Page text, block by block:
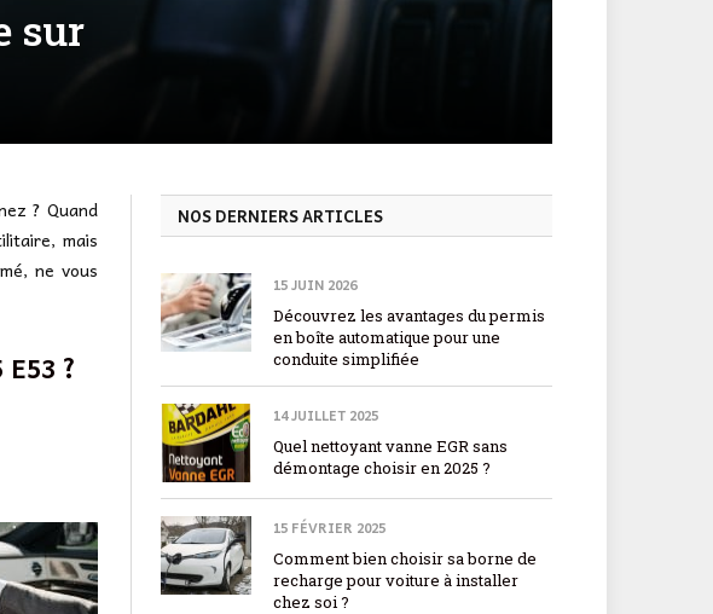
sur
? Quand
mais
ne vous
?
NOS DERNIERS ARTICLES
15 JUIN 2026
Découvrez les avantages du permis
en boîte automatique pour une
conduite simplifiée
14 JUILLET 2025
Quel nettoyant vanne EGR sans
démontage choisir en 2025 ?
15 FÉVRIER 2025
Comment bien choisir sa borne de
recharge pour voiture à installer
chez soi ?